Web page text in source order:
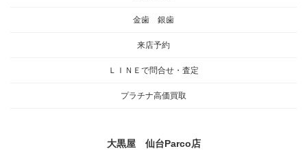
金歯 銀歯
来店予約
ＬＩＮＥで問合せ・査定
プラチナ高価買取
大黒屋 仙台Parco店